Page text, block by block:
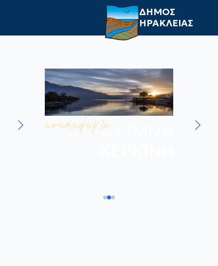
ΔΗΜΟΣ
ΗΡΑΚΛΕΙΑΣ